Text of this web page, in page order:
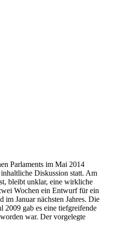
Parlaments im Mai 2014
Diskussion statt. Am
bleibt unklar, eine wirkliche
Wochen ein Entwurf für ein
Januar nächsten Jahres. Die
2009 gab es eine tiefgreifende
war. Der vorgelegte